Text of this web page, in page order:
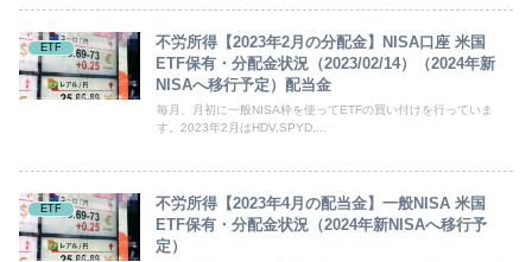
ETF
不労所得【2023年2月の分配金】NISA口座 米国
ETF保有・分配金状況（2023/02/14）（2024年新
NISAへ移行予定）配当金
毎月、月初に一般NISA枠を使ってETFの買い付けを行っていま
す。2023年2月はHDV,SPYD,...
ETF
不労所得【2023年4月の配当金】一般NISA 米国
ETF保有・分配金状況（2024年新NISAへ移行予
定）